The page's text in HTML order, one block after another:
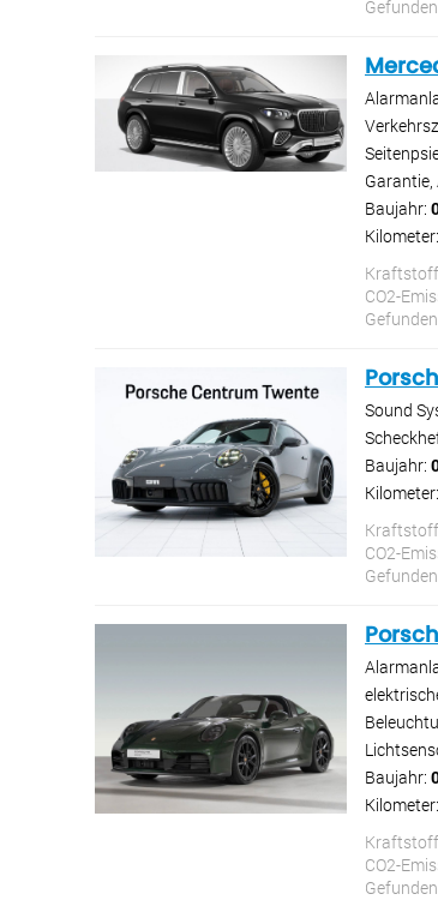
Baujahr:
Kilometer:
CO2-
Sound
Baujahr:
Kilometer:
CO2-
Baujahr:
Kilometer:
CO2-